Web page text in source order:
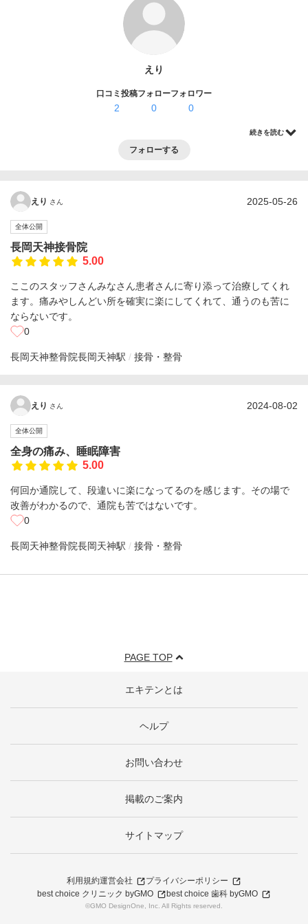
えり
口コミ投稿
2
フォロー
0
フォロワー
0
続きを読む
フォローする
えり さん 2025-05-26
全体公開
長岡天神接骨院
5.00
ここのスタッフさんみなさん患者さんに寄り添って治療してくれ
ます。痛みやしんどい所を確実に楽にしてくれて、通うのも苦に
ならないです。
0
長岡天神整骨院長岡天神駅 接骨・整骨
えり さん 2024-08-02
全体公開
全身の痛み、睡眠障害
5.00
何回か通院して、段違いに楽になってるのを感じます。その場で
改善がわかるので、通院も苦ではないです。
0
長岡天神整骨院長岡天神駅 接骨・整骨
PAGE TOP
エキテンとは
ヘルプ
お問い合わせ
掲載のご案内
サイトマップ
利用規約運営会社
プライバシーポリシー
best choice クリニック byGMO
best choice 歯科 byGMO
©GMO DesignOne, Inc. All Rights reserved.